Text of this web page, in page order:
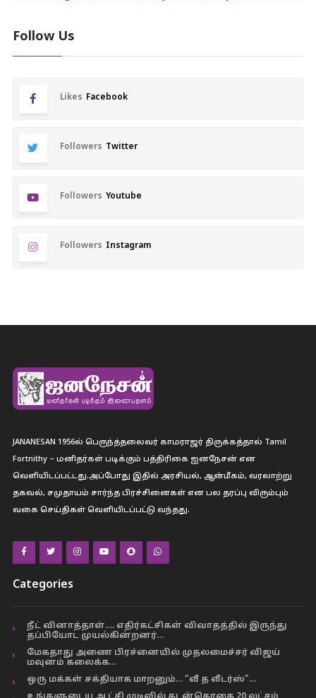
Follow Us
Likes Facebook
Followers Twitter
Followers Youtube
Followers Instagram
JANANESAN 1956ல் பெருந்த்தலைவர் காமராஜர் திருக்கத்தால் Tamil
Fortnithy – மனிதர்கள் படிக்கும் பத்திரிகை ஐனநேசன் என
வெளியிடப்பட்டது.அப்போது இதில் அரசியல், ஆன்மீகம், வரலாற்று
தகவல், சமுதாயம் சார்ந்த பிரச்சினைகள் என பல தரப்பு விரும்பும்
வகை செய்திகள் வெளியிடப்பட்டு வந்தது.
Categories
நீட் வினாத்தாள்…. எதிர்கட்சிகள் விவாதத்தில் இருந்து
தப்பியோட முயல்கின்றனர்…
மேகதாது அணை பிரச்னையில் முதலமைச்சர் விஜய்
மவுனம் கலைக்க…
ஒரு மக்கள் சக்தியாக மாறனும்… “வீ த லீடர்ஸ்”…